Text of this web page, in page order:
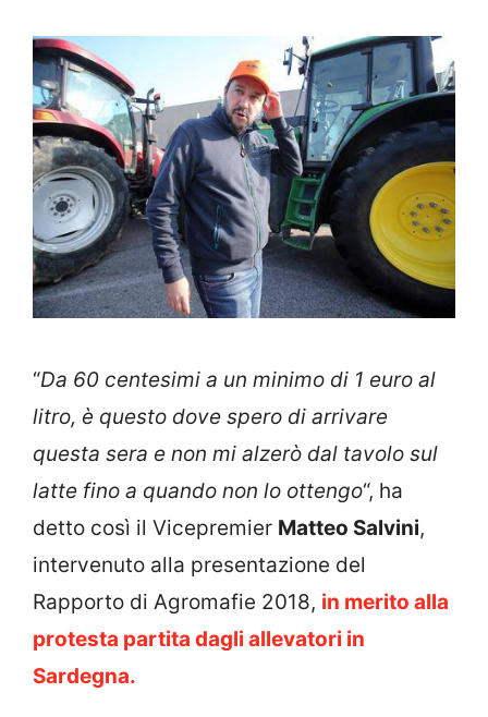
“Da 60 centesimi a un minimo di 1 euro al
litro, è questo dove spero di arrivare
questa sera e non mi alzerò dal tavolo sul
latte fino a quando non lo ottengo“, ha
detto così il Vicepremier Matteo Salvini,
intervenuto alla presentazione del
Rapporto di Agromafie 2018, in merito alla
protesta partita dagli allevatori in
Sardegna.